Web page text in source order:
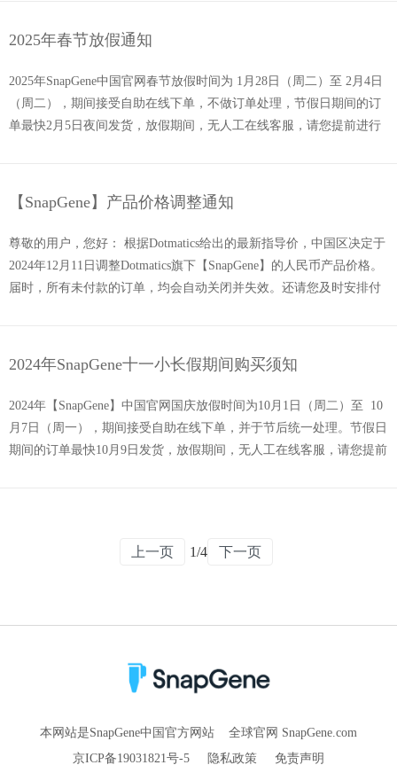
2025年春节放假通知
2025年SnapGene中国官网春节放假时间为 1月28日（周二）至 2月4日
（周二），期间接受自助在线下单，不做订单处理，节假日期间的订
单最快2月5日夜间发货，放假期间，无人工在线客服，请您提前进行
【SnapGene】产品价格调整通知
尊敬的用户，您好： 根据Dotmatics给出的最新指导价，中国区决定于
2024年12月11日调整Dotmatics旗下【SnapGene】的人民币产品价格。
届时，所有未付款的订单，均会自动关闭并失效。还请您及时安排付
2024年SnapGene十一小长假期间购买须知
2024年【SnapGene】中国官网国庆放假时间为10月1日（周二）至 10
月7日（周一），期间接受自助在线下单，并于节后统一处理。节假日
期间的订单最快10月9日发货，放假期间，无人工在线客服，请您提前
上一页 1/4 下一页
本网站是SnapGene中国官方网站
全球官网 SnapGene.com
京ICP备19031821号-5
隐私政策 免责声明